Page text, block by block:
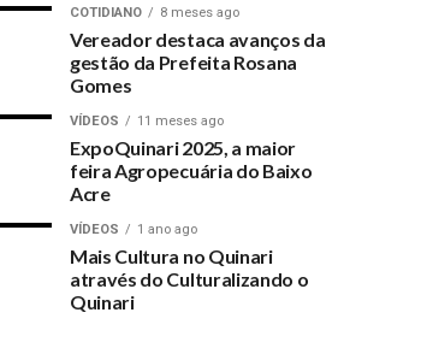
COTIDIANO 8 meses ago
Vereador destaca avanços da
gestão da Prefeita Rosana
Gomes
VÍDEOS 11 meses ago
ExpoQuinari 2025, a maior
feira Agropecuária do Baixo
Acre
VÍDEOS 1 ano ago
Mais Cultura no Quinari
através do Culturalizando o
Quinari